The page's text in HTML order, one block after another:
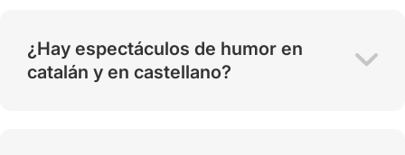
¿Hay espectáculos de humor en
catalán y en castellano?